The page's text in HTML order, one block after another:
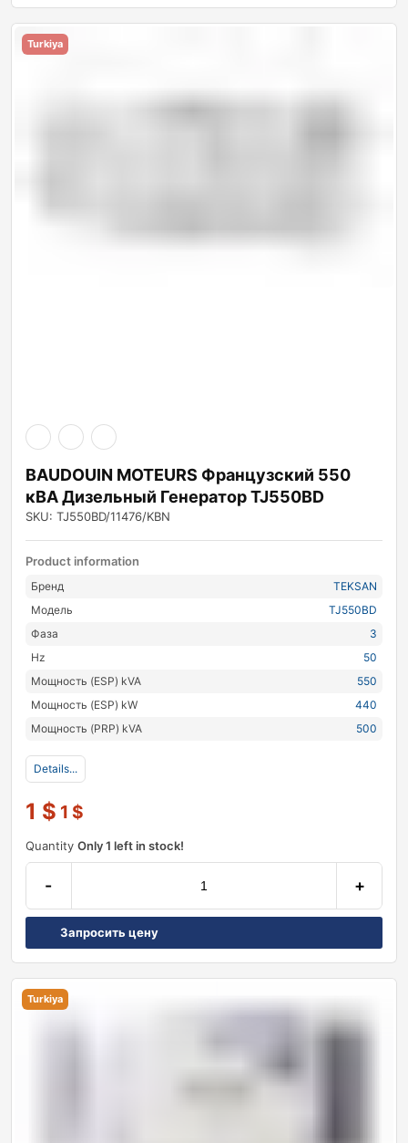
Turkiya
BAUDOUIN MOTEURS Французский 550
кВА Дизельный Генератор TJ550BD
SKU: TJ550BD/11476/KBN
Product information
Бренд
TEKSAN
Модель
TJ550BD
Фаза
3
Hz
50
Мощность (ESP) kVA
550
Мощность (ESP) kW
440
Мощность (PRP) kVA
500
Details...
1 $ 1 $
Quantity Only 1 left in stock!
- +
Запросить цену
Turkiya